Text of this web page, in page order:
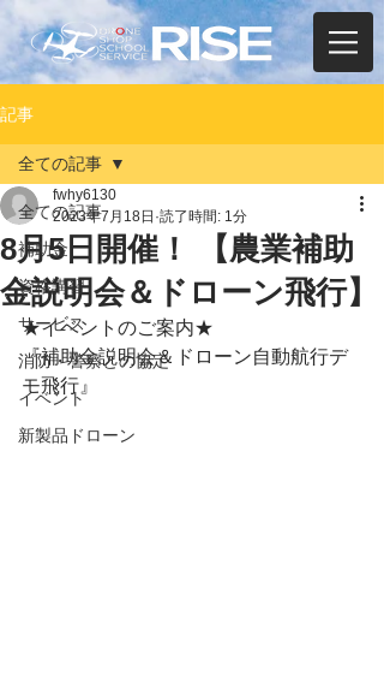
記事
全ての記事
補助金
資格講習
サービス
消防・警察との協定
イベント
新製品ドローン
全ての記事
8月5日開催！ 【農業補助
金説明会＆ドローン飛行】
fwhy6130
2023年7月18日 読了時間: 1分
★イベントのご案内★
『補助金説明会＆ドローン自動航行デ
モ飛行』